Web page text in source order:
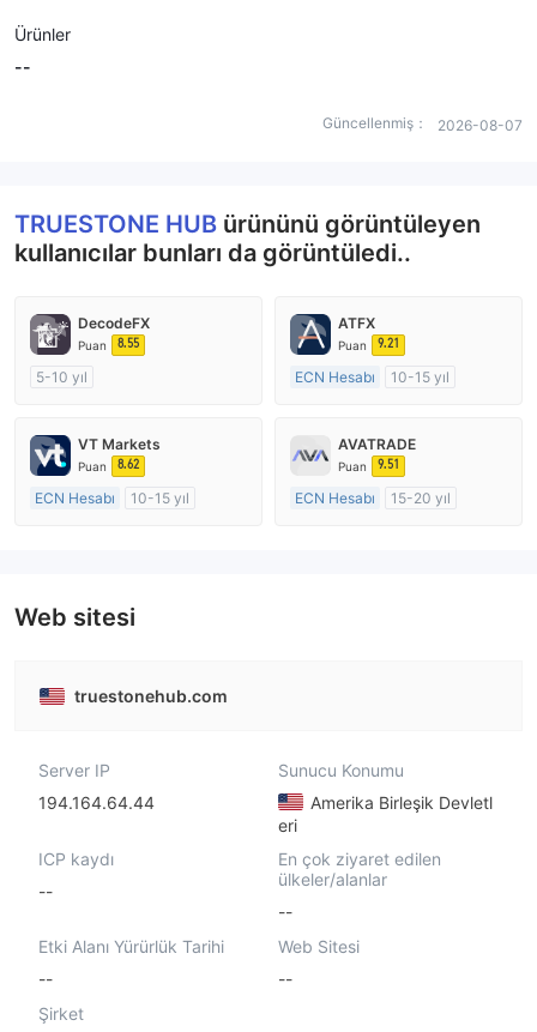
Ürünler
--
Güncellenmiş： 2026-08-07
TRUESTONE HUB ürününü görüntüleyen
kullanıcılar bunları da görüntüledi..
DecodeFX
Puan 8.55
5-10 yıl
Pazar Yapıcılık (MM)
MT4 Tam Lisans
ATFX
Puan 9.21
ECN Hesabı
10-15 yıl
MT4 Tam Lisans
VT Markets
Puan 8.62
ECN Hesabı
10-15 yıl
AVATRADE
Puan 9.51
ECN Hesabı
15-20 yıl
Web sitesi
truestonehub.com
Server IP
194.164.64.44
Sunucu Konumu
Amerika Birleşik Devletl
eri
ICP kaydı
--
En çok ziyaret edilen
ülkeler/alanlar
--
Etki Alanı Yürürlük Tarihi
--
Web Sitesi
--
Şirket